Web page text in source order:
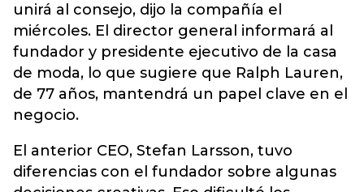
unirá al consejo, dijo la compañía el
miércoles. El director general informará al
fundador y presidente ejecutivo de la casa
de moda, lo que sugiere que Ralph Lauren,
de 77 años, mantendrá un papel clave en el
negocio.
El anterior CEO, Stefan Larsson, tuvo
diferencias con el fundador sobre algunas